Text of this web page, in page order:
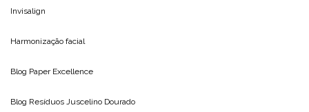
Invisalign
Harmonização facial
Blog Paper Excellence
Blog Resíduos Juscelino Dourado